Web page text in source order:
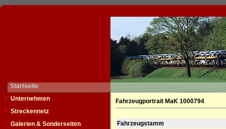
Startseite
Unternehmen
Streckennetz
Galerien & Sonderseiten
Fahrzeugportrait MaK 1000794
Fahrzeugstamm